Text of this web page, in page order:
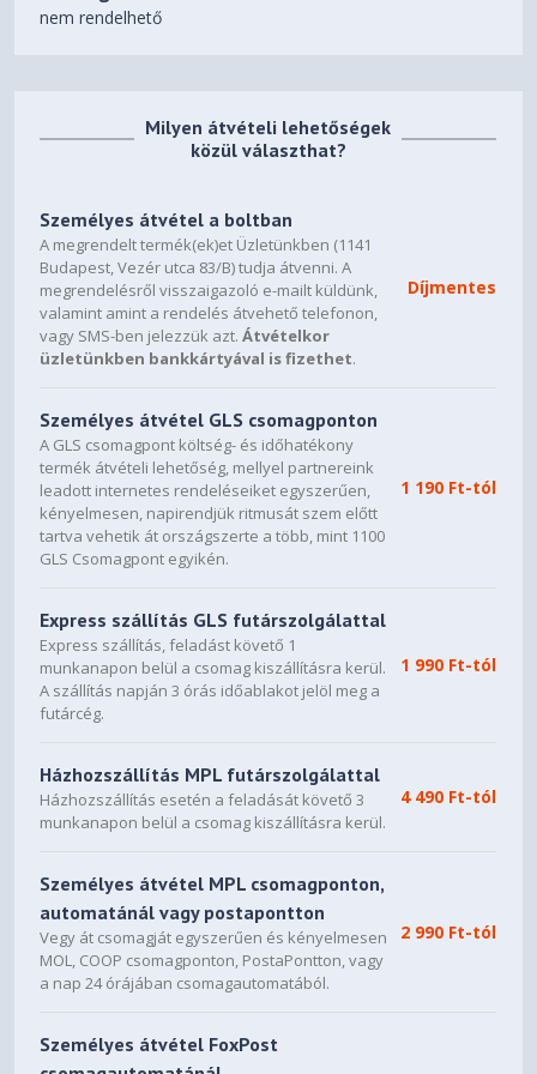
NVIDIA Architecture
12 Ultimate
4
NVIDIA Ansel
Yes
NVIDIA FreeStyle
Yes
Bus Support
PCI Express Gen 5
NVIDIA ShadowPlay
Yes
OS Certification
Windows 11, Linux, FreeBSDx86
NVIDIA Highlights
Yes
Yes
Game Ready Drivers
Yes
NVIDIA Studio Drivers
Yes
NVIDIA GPU Boost™
Yes
nem rendelhető
Milyen átvételi lehetőségek
közül választhat?
Személyes átvétel a boltban
A megrendelt termék(ek)et Üzletünkben (1141
Budapest, Vezér utca 83/B) tudja átvenni. A
megrendelésről visszaigazoló e-mailt küldünk,
valamint amint a rendelés átvehető telefonon,
vagy SMS-ben jelezzük azt.Átvételkor
üzletünkben bankkártyával is fizethet.
Díjmentes
Személyes átvétel GLS csomagponton
A GLS csomagpont költség- és időhatékony
termék átvételi lehetőség, mellyel partnereink
leadott internetes rendeléseiket egyszerűen,
kényelmesen, napirendjük ritmusát szem előtt
tartva vehetik át országszerte a több, mint 1100
GLS Csomagpont egyikén.
1 190 Ft-tól
Express szállítás GLS futárszolgálattal
Express szállítás, feladást követő 1
munkanapon belül a csomag kiszállításra kerül.
A szállítás napján 3 órás időablakot jelöl meg a
futárcég.
1 990 Ft-tól
Házhozszállítás MPL futárszolgálattal
Házhozszállítás esetén a feladását követő 3
munkanapon belül a csomag kiszállításra kerül.
4 490 Ft-tól
Személyes átvétel MPL csomagponton,
automatánál vagy postapontton
Vegy át csomagját egyszerűen és kényelmesen
MOL, COOP csomagponton, PostaPontton, vagy
a nap 24 órájában csomagautomatából.
2 990 Ft-tól
Személyes átvétel FoxPost